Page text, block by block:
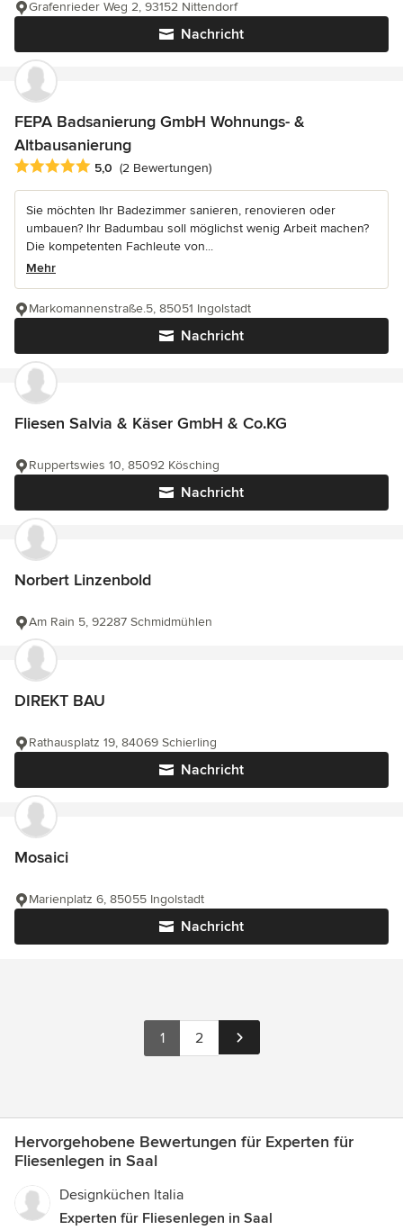
Nachricht
Grafenrieder Weg 2, 93152 Nittendorf
FEPA Badsanierung GmbH Wohnungs- &
Altbausanierung
Durchschnittliche Bewertung: 5 von 5 Sternen
5,0 (2 Bewertungen)
Sie möchten Ihr Badezimmer sanieren, renovieren oder
umbauen? Ihr Badumbau soll möglichst wenig Arbeit machen?
Die kompetenten Fachleute von...
Mehr
Nachricht
Markomannenstraße.5, 85051 Ingolstadt
Fliesen Salvia & Käser GmbH & Co.KG
Nachricht
Ruppertswies 10, 85092 Kösching
Norbert Linzenbold
Am Rain 5, 92287 Schmidmühlen
DIREKT BAU
Nachricht
Rathausplatz 19, 84069 Schierling
Mosaici
Nachricht
Marienplatz 6, 85055 Ingolstadt
1 2
Hervorgehobene Bewertungen für Experten für
Fliesenlegen in Saal
Designküchen Italia
Experten für Fliesenlegen in Saal